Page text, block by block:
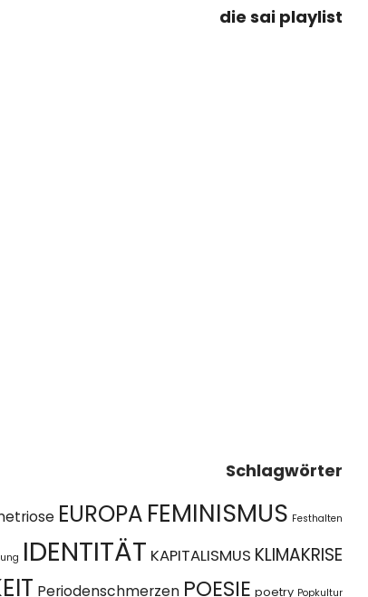
die sai playlist
Schlagwörter
EUROPA FEMINISMUS Festhalten
IDENTITÄT KAPITALISMUS KLIMAKRISE
Periodenschmerzen POESIE poetry Popkultur